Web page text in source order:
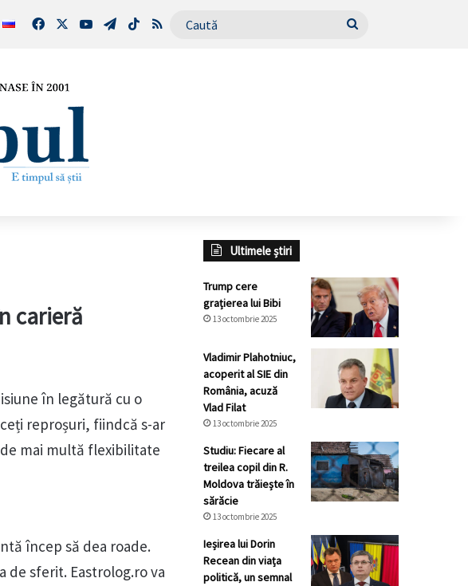
FacebookYouTubeTelegram
TikTokRSS Caută
carieră
în legătură cu o
reproșuri, fiindcă s-ar
mai multă flexibilitate
încep să dea roade.
de sferit. Eastrolog.ro va
Ultimele știri
Trump cere
grațierea lui Bibi
13 octombrie 2025
Vladimir Plahotniuc,
acoperit al SIE din
România, acuză
Vlad Filat
13 octombrie 2025
Studiu: Fiecare al
treilea copil din R.
Moldova trăiește în
sărăcie
13 octombrie 2025
Ieșirea lui Dorin
Recean din viața
politică, un semnal